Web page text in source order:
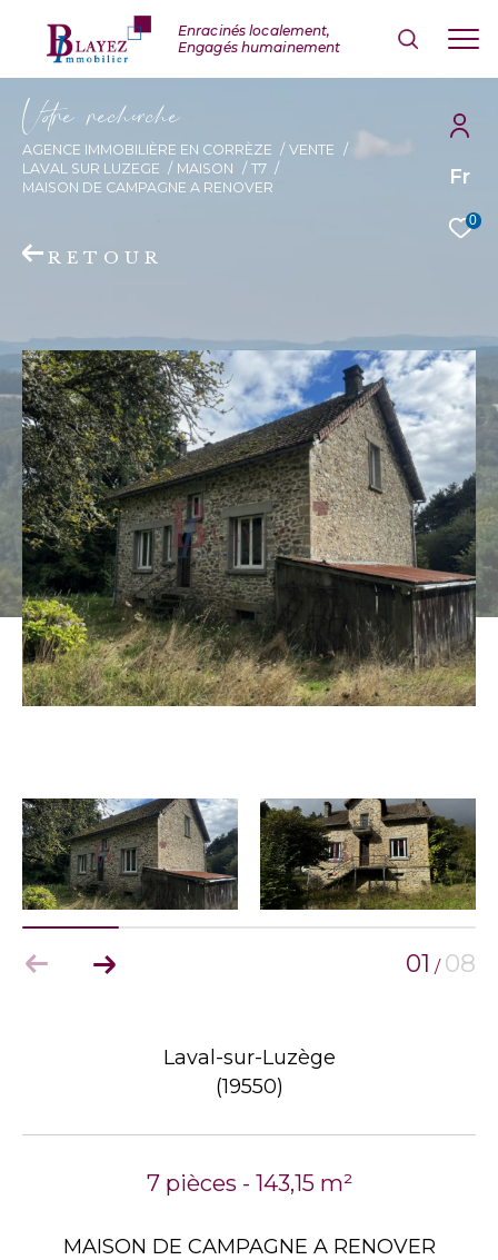
Fr
0
Vore recece
AGENCE IMMOBILIÈRE EN CORRÈZE
VENTE
LAVAL SUR LUZEGE
MAISON
T7
MAISON DE CAMPAGNE A RENOVER
RETOUR
01 / 08
Laval-sur-Luzège
(19550)
7 pièces - 143,15 m²
MAISON DE CAMPAGNE A RENOVER